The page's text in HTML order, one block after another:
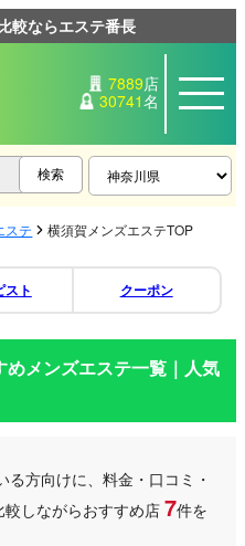
較ならエステ番長
7889店
30741名
ステ 横須賀メンズエステTOP
スト クーポン
めメンズエステ一覧｜人気
方向けに、料金・口コミ・
較しながらおすすめ店7件を